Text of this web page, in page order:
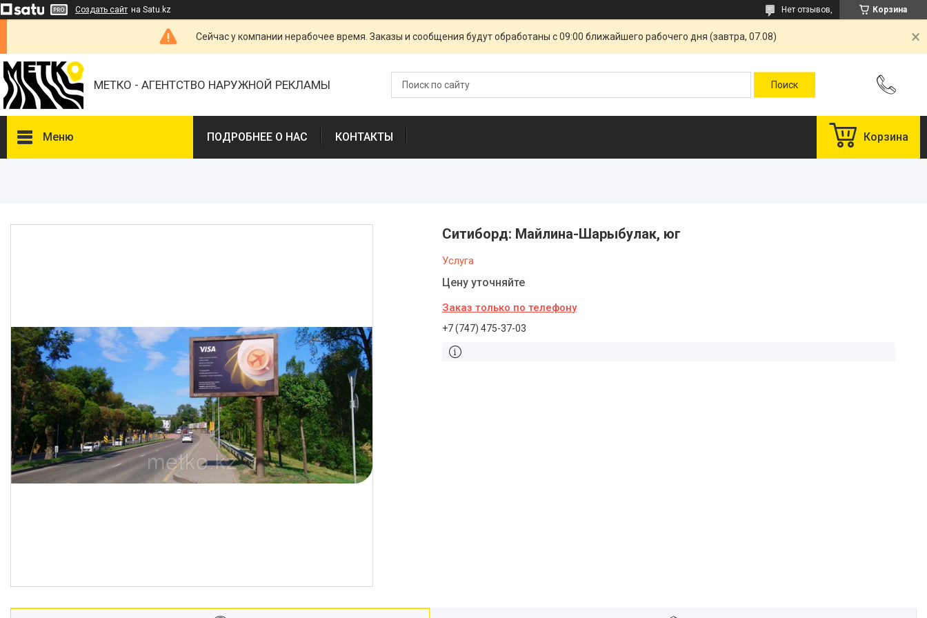
Создать сайт на Satu.kz Корзина
Нет отзывов,
Сейчас у компании нерабочее время. Заказы и сообщения будут обработаны с 09:00 ближайшего рабочего дня (завтра, 07.08)
МЕТКО - АГЕНТСТВО НАРУЖНОЙ РЕКЛАМЫ
Меню ПОДРОБНЕЕ О НАС КОНТАКТЫ Корзина
Ситиборд: Майлина-Шарыбулак, юг
Услуга
Цену уточняйте
Заказ только по телефону
+7 (747) 475-37-03